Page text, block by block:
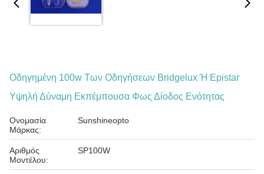
Οδηγημένη 100w Των Οδηγήσεων Bridgelux Ή Epistar
Υψηλή Δύναμη Εκπέμπουσα Φως Δίοδος Ενότητας
Ονομασία
Μάρκας:
Sunshineopto
Αριθμός
Μοντέλου:
SP100W